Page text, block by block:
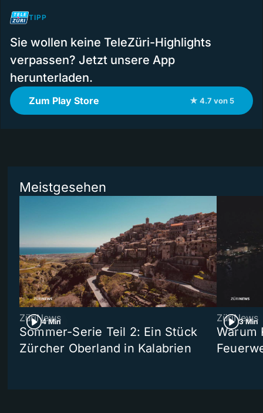
TIPP
Sie wollen keine TeleZüri-Highlights
verpassen? Jetzt unsere App
herunterladen.
Zum Play Store ★ 4.7 von 5
Meistgesehen
4 Min
ZüriNews
Sommer-Serie Teil 2: Ein Stück
Zürcher Oberland in Kalabrien
3 Min
ZüriNews
Warum